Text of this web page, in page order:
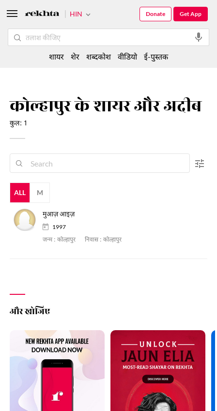
कोल्हापुर के शायर और अदीब
कुल: 1
ALL M
मुआज़ आइज़
1997
जन्म : कोल्हापुर निवास : कोल्हापुर
और खोजिए
HIN Get App
Donate
शायर शेर शब्दकोश वीडियो ई-पुस्तक